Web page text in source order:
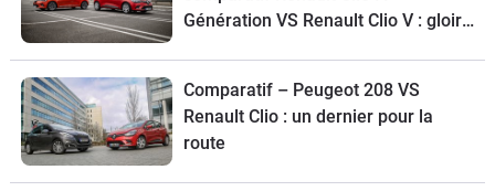
Génération VS Renault Clio V : gloire
Comparatif – Peugeot 208 VS
Renault Clio : un dernier pour la
route